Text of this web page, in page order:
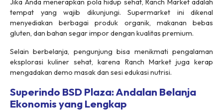
Jika Anda menerapkan pola hidup sehat, Ranch Market adalah
tempat yang wajib dikunjungi. Supermarket ini dikenal
menyediakan berbagai produk organik, makanan bebas
gluten, dan bahan segar impor dengan kualitas premium.
Selain berbelanja, pengunjung bisa menikmati pengalaman
eksplorasi kuliner sehat, karena Ranch Market juga kerap
mengadakan demo masak dan sesi edukasi nutrisi.
Superindo BSD Plaza: Andalan Belanja
Ekonomis yang Lengkap